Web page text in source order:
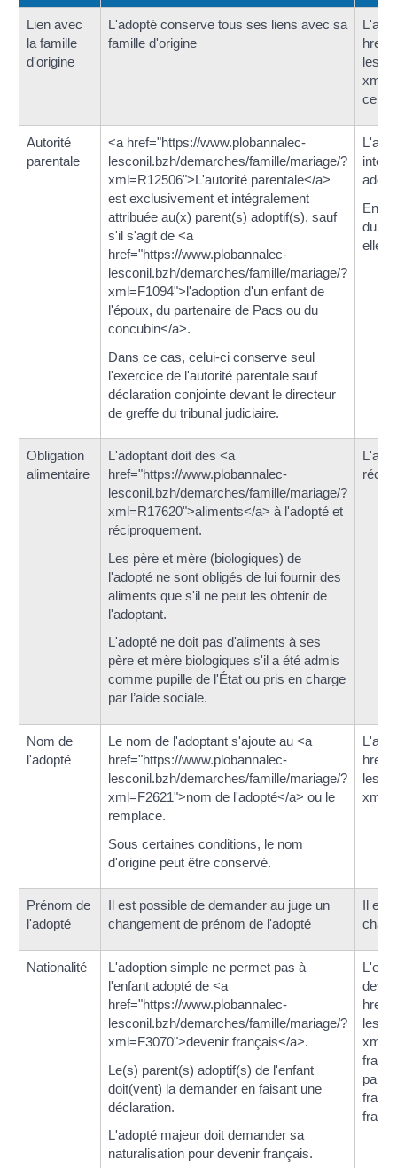
Lien avec
la famille
d'origine
L'adopté conserve tous ses liens avec sa
famille d'origine
celle
Autorité
parentale
<a href="https://www.plobannalec-
lesconil.bzh/demarches/famille/mariage/?
xml=R12506">L'autorité parentale</a>
est exclusivement et intégralement
attribuée au(x) parent(s) adoptif(s), sauf
s'il s'agit de <a
href="https://www.plobannalec-
lesconil.bzh/demarches/famille/mariage/?
xml=F1094">l'adoption d'un enfant de
l'époux, du partenaire de Pacs ou du
concubin</a>.
Dans ce cas, celui-ci conserve seul
l'exercice de l'autorité parentale sauf
déclaration conjointe devant le directeur
de greffe du tribunal judiciaire.
En
du
elle
Obligation
alimentaire
L'adoptant doit des <a
href="https://www.plobannalec-
lesconil.bzh/demarches/famille/mariage/?
xml=R17620">aliments</a> à l'adopté et
réciproquement.
Les père et mère (biologiques) de
l'adopté ne sont obligés de lui fournir des
aliments que s'il ne peut les obtenir de
l'adoptant.
L'adopté ne doit pas d'aliments à ses
père et mère biologiques s'il a été admis
comme pupille de l'État ou pris en charge
par l’aide sociale.
Nom de
l'adopté
Le nom de l'adoptant s'ajoute au <a
href="https://www.plobannalec-
lesconil.bzh/demarches/famille/mariage/?
xml=F2621">nom de l'adopté</a> ou le
remplace.
Sous certaines conditions, le nom
d'origine peut être conservé.
Prénom de
l'adopté
Il est possible de demander au juge un
changement de prénom de l'adopté
Il est
Nationalité
L'adoption simple ne permet pas à
l'enfant adopté de <a
href="https://www.plobannalec-
lesconil.bzh/demarches/famille/mariage/?
xml=F3070">devenir français</a>.
Le(s) parent(s) adoptif(s) de l'enfant
doit(vent) la demander en faisant une
déclaration.
L'adopté majeur doit demander sa
naturalisation pour devenir français.